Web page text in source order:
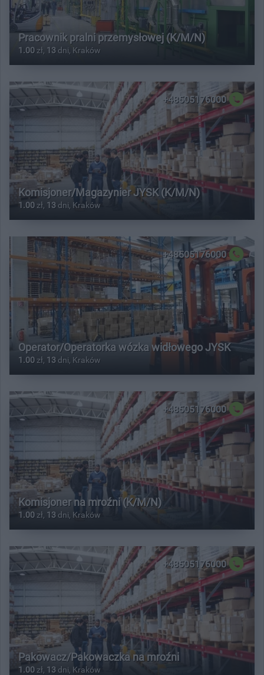
Pracownik pralni przemysłowej (K/M/N)
1.00 zł, 13 dni, Kraków
+48505176000
Komisjoner/Magazynier JYSK (K/M/N)
1.00 zł, 13 dni, Kraków
+48505176000
Operator/Operatorka wózka widłowego JYSK
1.00 zł, 13 dni, Kraków
+48505176000
Komisjoner na mroźni (K/M/N)
1.00 zł, 13 dni, Kraków
+48505176000
Pakowacz/Pakowaczka na mroźni
1.00 zł, 13 dni, Kraków